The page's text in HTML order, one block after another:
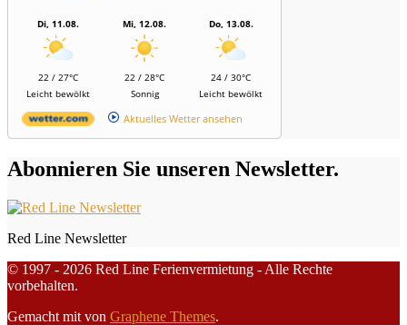
Di, 11.08.
22 / 27°C
Leicht bewölkt
Mi, 12.08.
22 / 28°C
Sonnig
Do, 13.08.
24 / 30°C
Leicht bewölkt
Aktuelles Wetter ansehen
Abonnieren Sie unseren Newsletter.
Red Line Newsletter
© 1997 - 2026 Red Line Ferienvermietung - Alle Rechte
vorbehalten.
Gemacht mit von Graphene Themes.